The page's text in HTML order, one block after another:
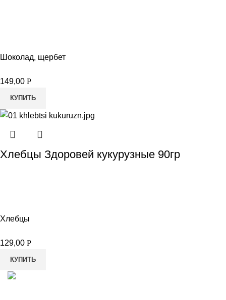
Шоколад, щербет
149,00 Р
КУПИТЬ
Хлебцы Здоровей кукурузные 90гр
Хлебцы
129,00 Р
КУПИТЬ